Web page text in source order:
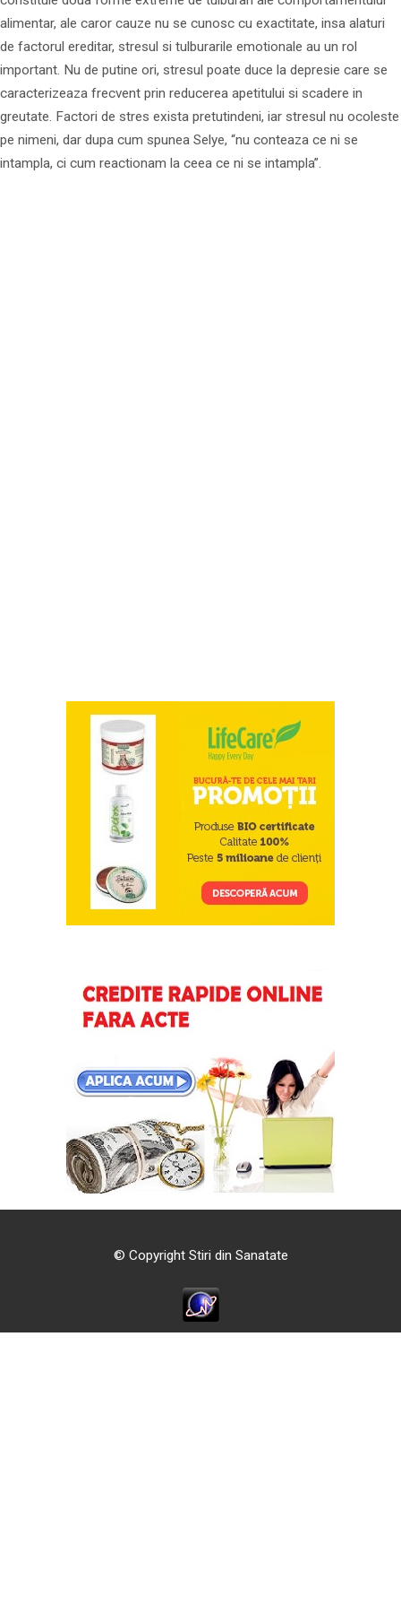
alimentar, ale caror cauze nu se cunosc cu exactitate, insa alaturi
de factorul ereditar, stresul si tulburarile emotionale au un rol
important. Nu de putine ori, stresul poate duce la depresie care se
caracterizeaza frecvent prin reducerea apetitului si scadere in
greutate. Factori de stres exista pretutindeni, iar stresul nu ocoleste
pe nimeni, dar dupa cum spunea Selye, “nu conteaza ce ni se
intampla, ci cum reactionam la ceea ce ni se intampla”.
© Copyright Stiri din Sanatate